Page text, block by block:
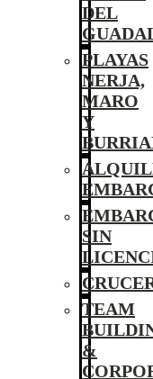
DEL
PLAYAS
NERJA,
MARO
Y
SIN
TEAM
&